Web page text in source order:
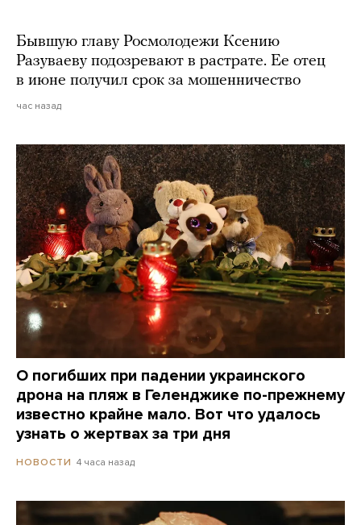
Бывшую главу Росмолодежи Ксению
Разуваеву подозревают в растрате. Ее отец
в июне получил срок за мошенничество
час назад
О погибших при падении украинского
дрона на пляж в Геленджике по-прежнему
известно крайне мало. Вот что удалось
узнать о жертвах за три дня
НОВОСТИ 4 часа назад